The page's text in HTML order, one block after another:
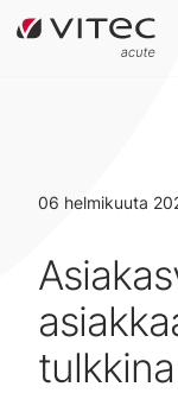
06 helmikuuta
tulkkina